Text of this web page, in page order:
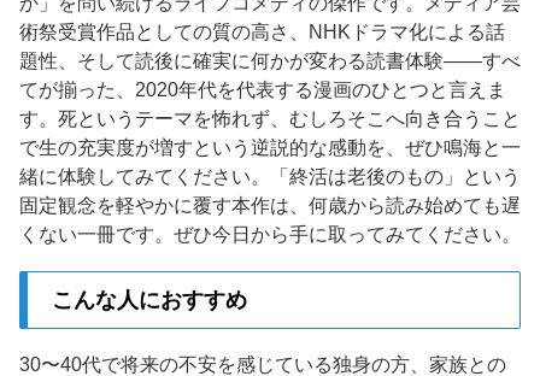
術祭受賞作品としての質の高さ、NHKドラマ化による話
題性、そして読後に確実に何かが変わる読書体験——すべ
てが揃った、2020年代を代表する漫画のひとつと言えま
す。死というテーマを怖れず、むしろそこへ向き合うこと
で生の充実度が増すという逆説的な感動を、ぜひ鳴海と一
緒に体験してみてください。「終活は老後のもの」という
固定観念を軽やかに覆す本作は、何歳から読み始めても遅
くない一冊です。ぜひ今日から手に取ってみてください。
こんな人におすすめ
30〜40代で将来の不安を感じている独身の方、家族との